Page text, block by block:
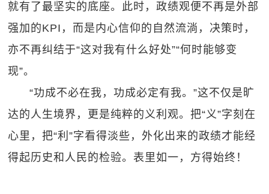
就有了最坚实的底座。此时，政绩观便不再是外部
强加的KPI，而是内心信仰的自然流淌，决策时，
亦不再纠结于“这对我有什么好处”“何时能够变
现”。
“功成不必在我，功成必定有我。”这不仅是旷
达的人生境界，更是纯粹的义利观。把“义”字刻在
心里，把“利”字看得淡些，外化出来的政绩才能经
得起历史和人民的检验。表里如一，方得始终！